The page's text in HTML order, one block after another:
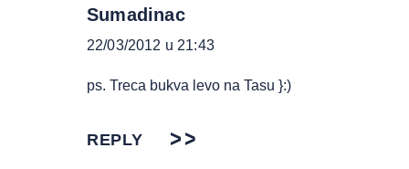
Sumadinac
22/03/2012 u 21:43
ps. Treca bukva levo na Tasu }:)
REPLY